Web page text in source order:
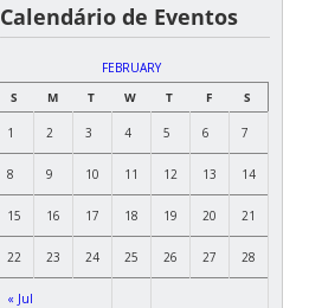
Calendário de Eventos
FEBRUARY
S
M T W T F S
« Jul
1 2 3 4 5 6 7
8 9 10 11 12 13 14
15 16 17 18 19 20 21
22 23 24 25 26 27 28